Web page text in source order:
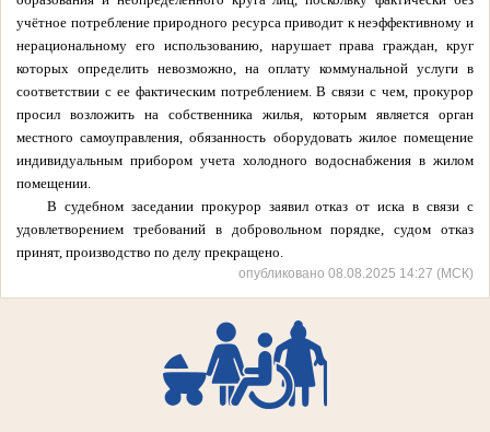
учётное потребление природного ресурса приводит к неэффективному и
нерациональному его использованию, нарушает права граждан, круг
которых определить невозможно, на оплату коммунальной услуги в
соответствии с ее фактическим потреблением. В связи с чем, прокурор
просил возложить на собственника жилья, которым является орган
местного самоуправления, обязанность оборудовать жилое помещение
индивидуальным прибором учета холодного водоснабжения в жилом
помещении.
В судебном заседании прокурор заявил отказ от иска в связи с
удовлетворением требований в добровольном порядке, судом отказ
принят, производство по делу прекращено.
опубликовано 08.08.2025 14:27 (МСК)